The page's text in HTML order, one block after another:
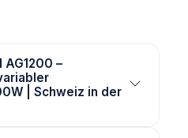
–
| Schweiz in der